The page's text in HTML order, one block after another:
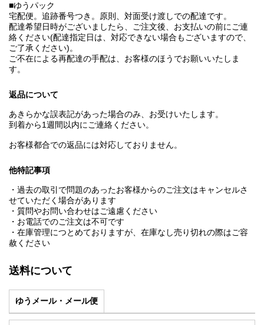
■ゆうパック
宅配便。追跡番号つき。原則、対面受け渡しでの配達です。
配達希望日時がございましたら、ご注文後、お支払いの前にご連
絡ください(配達指定日は、対応できない場合もございますので、
ご了承ください)。
ご不在による再配達の手配は、お客様のほうでお願いいたしま
す。
返品について
あきらかな誤表記があった場合のみ、お受けいたします。
到着から1週間以内にご連絡ください。
お客様都合での返品には対応しておりません。
他特記事項
・過去の取引で問題のあったお客様からのご注文はキャンセルさ
せていただく場合があります
・質問やお問い合わせはご遠慮ください
・お電話でのご注文は不可です
・在庫管理につとめておりますが、在庫なし売り切れの際はご容
赦ください
送料について
ゆうメール・メール便